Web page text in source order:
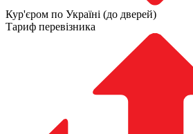
Кур'єром по Україні (до дверей)
Тариф перевізника